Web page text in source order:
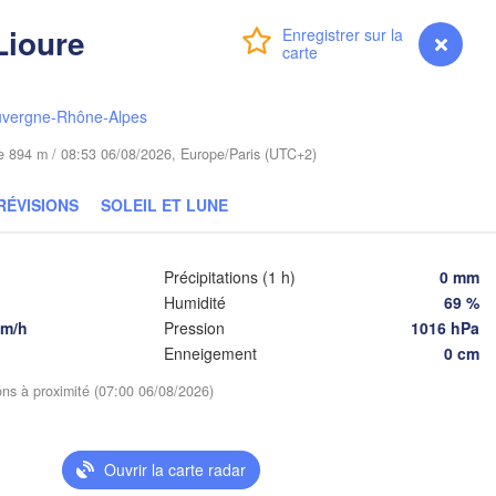
Connexion Premium myVentusky Prévisions
Rhône-Alpes
894 m / 08:53 06/08/2026, Europe/Paris (UTC+2)
SOLEIL ET LUNE
h
Précipitations (1 h)
0 mm
Humidité
69 %
Pression
1016 hPa
Enneigement
0 cm
à proximité (07:00 06/08/2026)
Ouvrir la carte radar
Wrocław
Budapest
Београд
Szeged
HONGRIE